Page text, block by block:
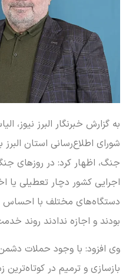
به گزارش خبرنگار البرز
شورای اطلاع‌رسانی استان
جنگ، اظهار کرد: در
اجرایی کشور دچار تعطیلی یا
دستگاه‌های مختلف با
بودند و اجازه ندادند روند
وی افزود: با وجود حملات
بازسازی و ترمیم در